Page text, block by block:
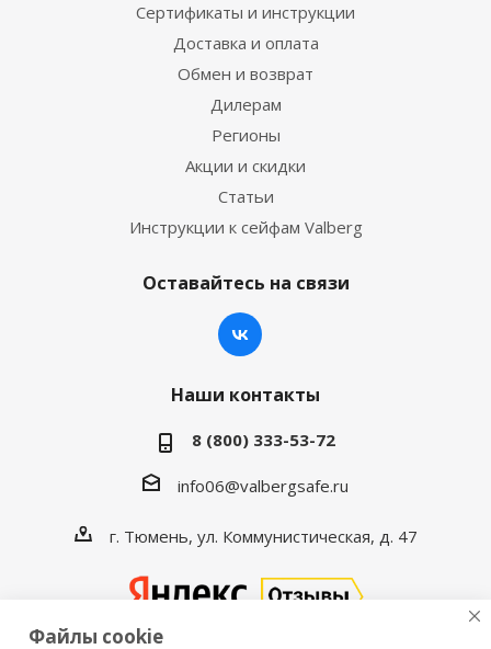
Сертификаты и инструкции
Доставка и оплата
Обмен и возврат
Дилерам
Регионы
Акции и скидки
Статьи
Инструкции к сейфам Valberg
Оставайтесь на связи
Наши контакты
8 (800) 333-53-72
info06@valbergsafe.ru
г. Тюмень, ул. Коммунистическая, д. 47
Файлы cookie